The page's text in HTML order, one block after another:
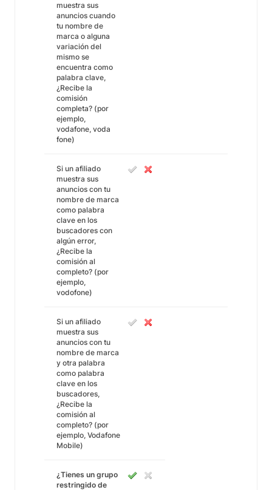
muestra sus
anuncios cuando
tu nombre de
marca o alguna
variación del
mismo se
encuentra como
palabra clave,
¿Recibe la
comisión
completa? (por
ejemplo,
vodafone, voda
fone)
Si un afiliado
muestra sus
anuncios con tu
nombre de marca
como palabra
clave en los
buscadores con
algún error,
¿Recibe la
comisión al
completo? (por
ejemplo,
vodofone)
Si un afiliado
muestra sus
anuncios con tu
nombre de marca
y otra palabra
como palabra
clave en los
buscadores,
¿Recibe la
comisión al
completo? (por
ejemplo, Vodafone
Mobile)
¿Tienes un grupo
restringido de